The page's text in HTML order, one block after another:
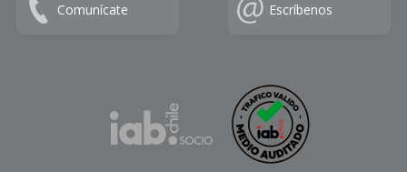
Comunícate Escríbenos